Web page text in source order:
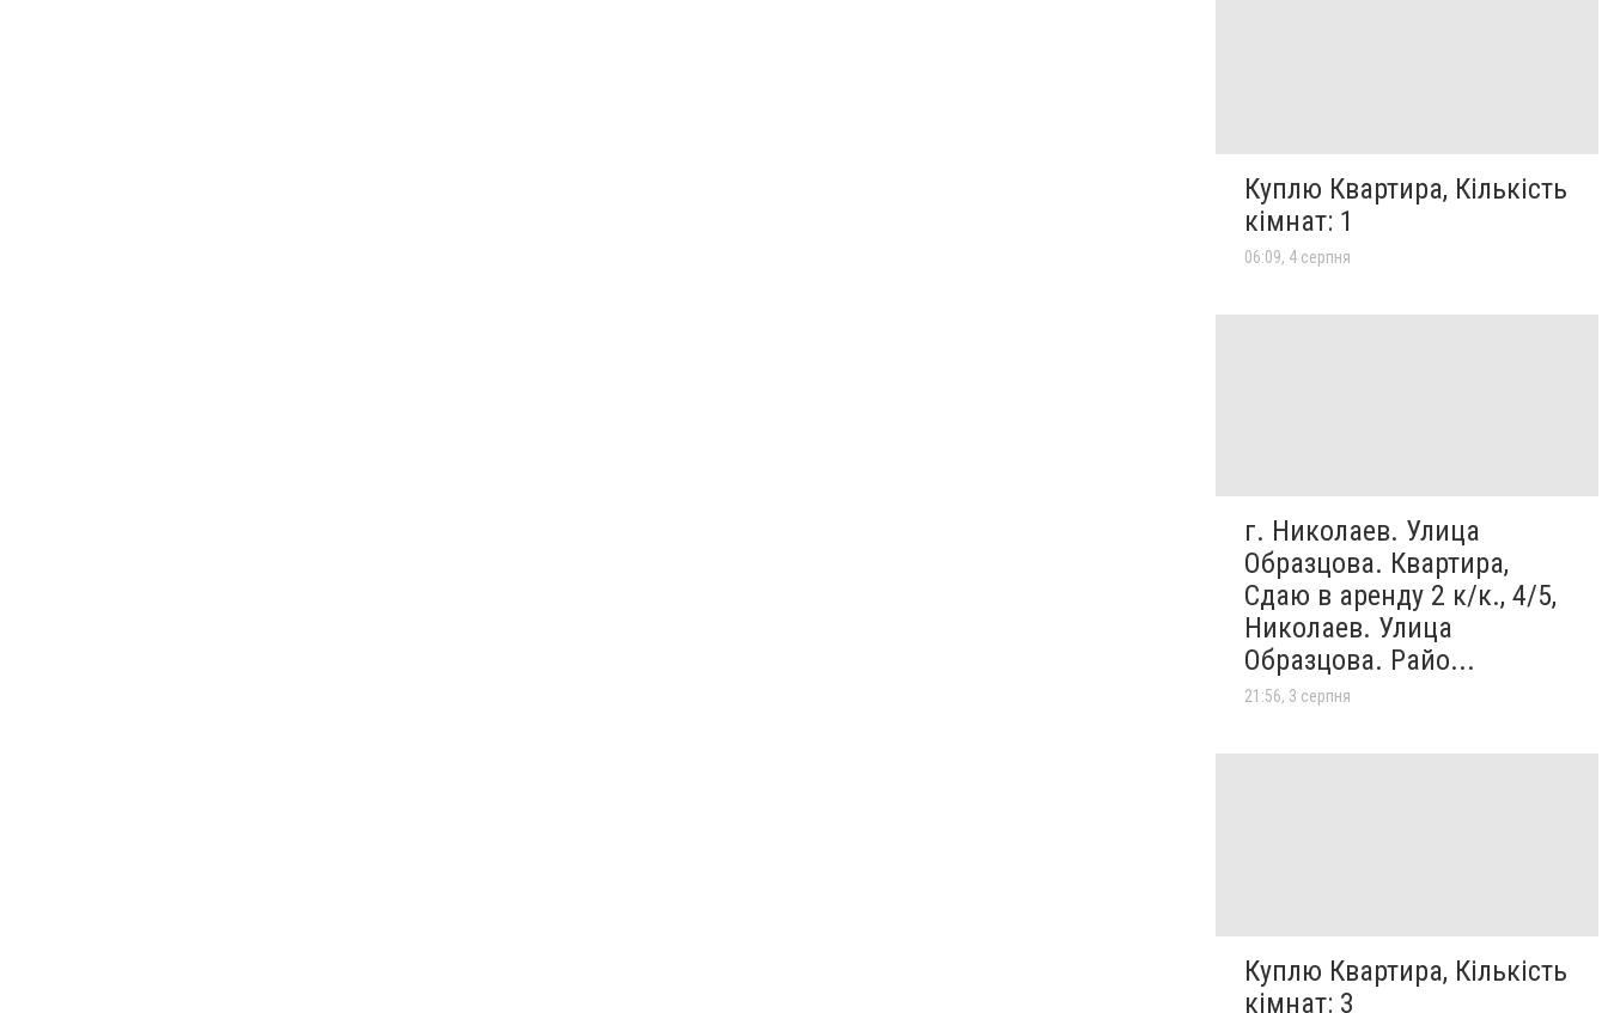
Куплю Квартира, Кількість
кімнат: 1
06:09, 4 серпня
г. Николаев. Улица
Образцова. Квартира,
Сдаю в аренду 2 к/к., 4/5,
Николаев. Улица
Образцова. Райо...
21:56, 3 серпня
Куплю Квартира, Кількість
кімнат: 3